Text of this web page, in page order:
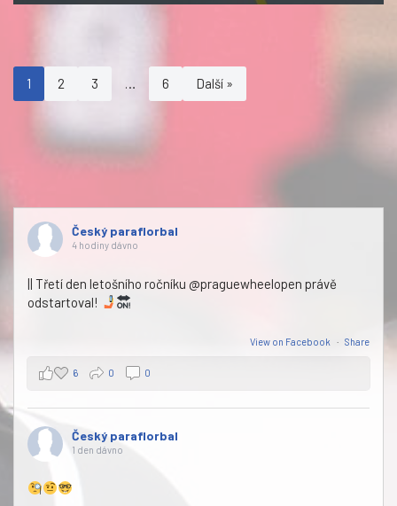
1 2 3 … 6 Další »
Český paraflorbal
4 hodiny dávno
|| Třetí den letošního ročníku @praguewheelopen právě
odstartoval!
View on Facebook · Share
6 0 0
Český paraflorbal
1 den dávno